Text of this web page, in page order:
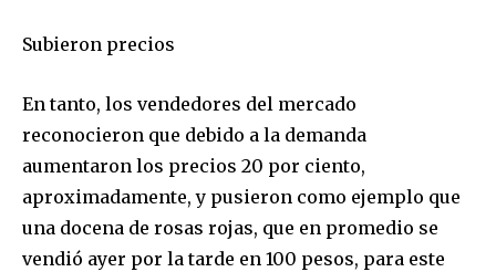
Subieron precios
En tanto, los vendedores del mercado
reconocieron que debido a la demanda
aumentaron los precios 20 por ciento,
aproximadamente, y pusieron como ejemplo que
una docena de rosas rojas, que en promedio se
vendió ayer por la tarde en 100 pesos, para este